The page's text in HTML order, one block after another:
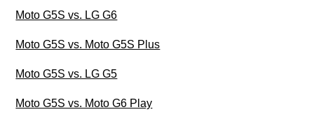
Moto G5S vs. LG G6
Moto G5S vs. Moto G5S Plus
Moto G5S vs. LG G5
Moto G5S vs. Moto G6 Play